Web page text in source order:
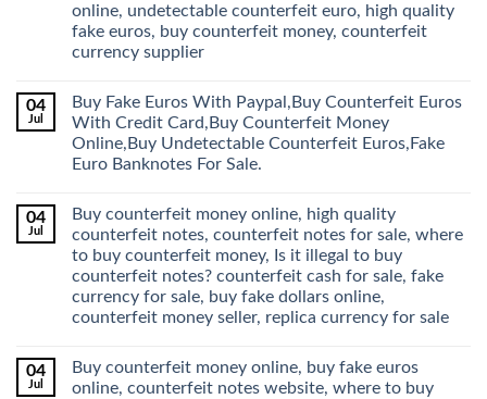
online, undetectable counterfeit euro, high quality
fake euros, buy counterfeit money, counterfeit
currency supplier
04
Jul
Buy Fake Euros With Paypal,Buy Counterfeit Euros
With Credit Card,Buy Counterfeit Money
Online,Buy Undetectable Counterfeit Euros,Fake
Euro Banknotes For Sale.
04
Jul
Buy counterfeit money online, high quality
counterfeit notes, counterfeit notes for sale, where
to buy counterfeit money, Is it illegal to buy
counterfeit notes? counterfeit cash for sale, fake
currency for sale, buy fake dollars online,
counterfeit money seller, replica currency for sale
04
Jul
Buy counterfeit money online, buy fake euros
online, counterfeit notes website, where to buy